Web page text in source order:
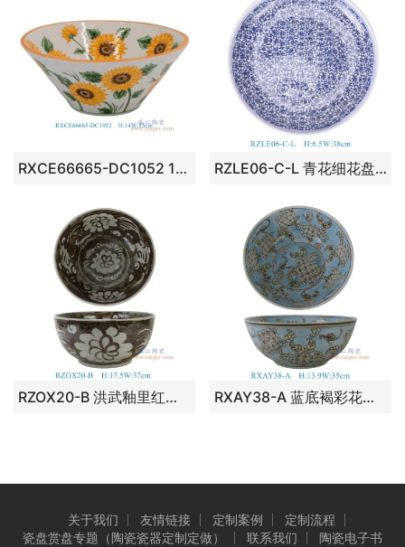
RXCE66665-DC1052 13 英寸长陶瓷碗 RZLE06-C-L 青花细花盘14英寸盘大号
RZOX20-B 洪武釉里红太阳花纹大碗 RXAY38-A 蓝底褐彩花蝶纹大碗
关于我们 友情链接 定制案例
定制流程
瓷盘赏盘专题（陶瓷瓷器定制定做）
联系我们 陶瓷电子书